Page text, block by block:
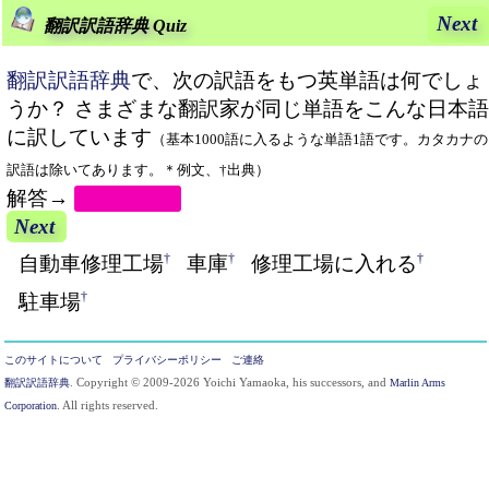
翻訳訳語辞典 Quiz Next
翻訳訳語辞典で、次の訳語をもつ英単語は何でしょ
うか？ さまざまな翻訳家が同じ単語をこんな日本語
に訳しています （基本1000語に入るような単語1語です。カタカナの
訳語は除いてあります。＊例文、†出典）
解答→
Next
自動車修理工場† 車庫† 修理工場に入れる†
駐車場†
このサイトについて プライバシーポリシー
ご連絡
翻訳訳語辞典. Copyright © 2009-2026 Yoichi Yamaoka, his successors, and Marlin Arms
Corporation. All rights reserved.